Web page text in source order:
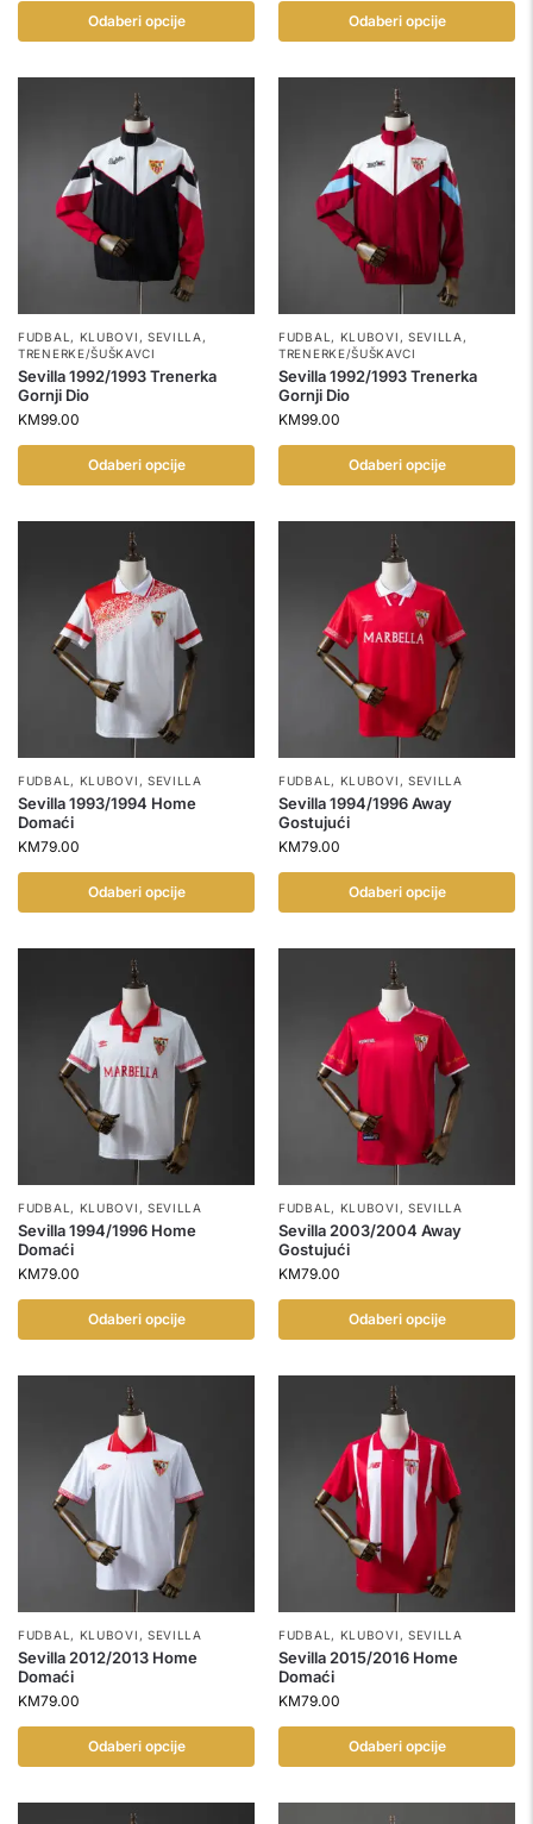
Odaberi opcije Odaberi opcije
FUDBAL , KLUBOVI , SEVILLA ,
TRENERKE/ŠUŠKAVCI
Sevilla 1992/1993 Trenerka
Gornji Dio
KM99.00
Odaberi opcije
FUDBAL , KLUBOVI , SEVILLA ,
TRENERKE/ŠUŠKAVCI
Sevilla 1992/1993 Trenerka
Gornji Dio
KM99.00
Odaberi opcije
FUDBAL , KLUBOVI , SEVILLA
Sevilla 1993/1994 Home
Domaći
KM79.00
Odaberi opcije
FUDBAL , KLUBOVI , SEVILLA
Sevilla 1994/1996 Away
Gostujući
KM79.00
Odaberi opcije
FUDBAL , KLUBOVI , SEVILLA
Sevilla 1994/1996 Home
Domaći
KM79.00
Odaberi opcije
FUDBAL , KLUBOVI , SEVILLA
Sevilla 2003/2004 Away
Gostujući
KM79.00
Odaberi opcije
FUDBAL , KLUBOVI , SEVILLA
Sevilla 2012/2013 Home
Domaći
KM79.00
Odaberi opcije
FUDBAL , KLUBOVI , SEVILLA
Sevilla 2015/2016 Home
Domaći
KM79.00
Odaberi opcije